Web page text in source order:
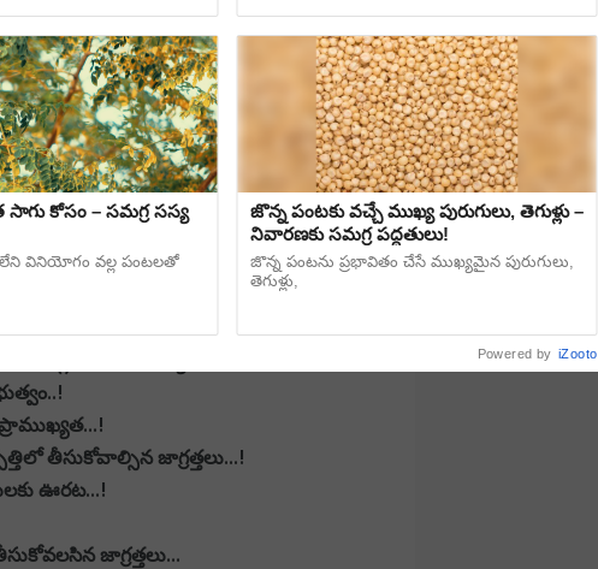
మీకు పడ్డాయో లేదో ఇలా తెలుసుకోండి!
అంగీకార పత్రం లేకపోతే కనెక్షన్ కట్!
యాజమాన్య పద్ధతులు...!
జాగ్రత్తలు..!
నివారణ చర్యలు...!
నివారణ చర్యలు...
తీసుకోవాల్సిన జాగ్రత్తలు...!
ఊరట...!
జాగ్రత్తలు...
కోసం – సమగ్ర సస్య
వినియోగం వల్ల పంటలతో
జొన్న పంటకు వచ్చే ముఖ్య పురుగులు, తెగుళ్లు –
నివారణకు సమగ్ర పద్ధతులు!
జొన్న పంటను ప్రభావితం చేసే ముఖ్యమైన పురుగులు,
తెగుళ్లు,
Powered by iZooto